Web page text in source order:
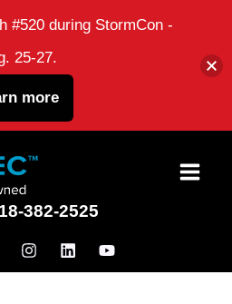
382-2525
#520 during StormCon -
25-27.
more